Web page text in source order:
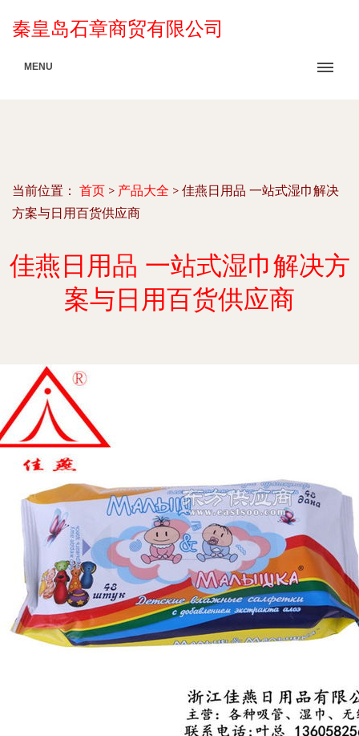
秦皇岛石章商贸有限公司
MENU
当前位置： 首页 > 产品大全 > 佳燕日用品 一站式湿巾解决
方案与日用百货供应商
佳燕日用品 一站式湿巾解决方
案与日用百货供应商